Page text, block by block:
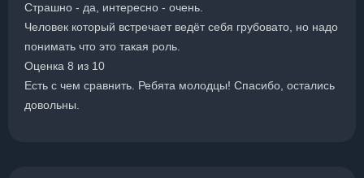
Страшно - да, интересно - очень.
Человек который встречает ведёт себя грубовато, но надо
понимать что это такая роль.
Оценка 8 из 10
Есть с чем сравнить. Ребята молодцы! Спасибо, остались
довольны.